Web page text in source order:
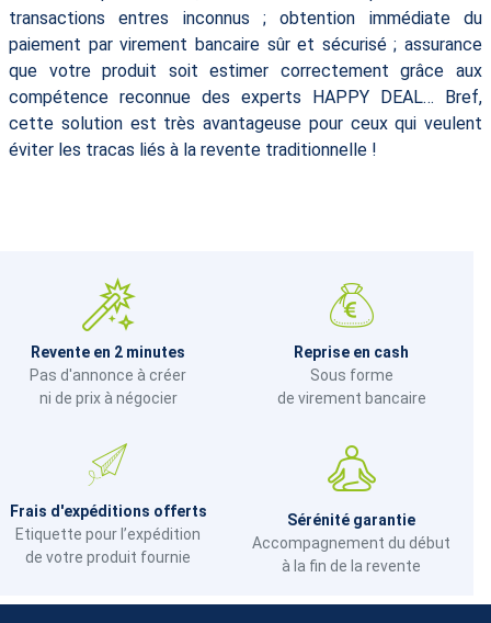
transactions entres inconnus ; obtention immédiate du
paiement par virement bancaire sûr et sécurisé ; assurance
que votre produit soit estimer correctement grâce aux
compétence reconnue des experts HAPPY DEAL… Bref,
cette solution est très avantageuse pour ceux qui veulent
éviter les tracas liés à la revente traditionnelle !
Revente en 2 minutes
Pas d'annonce à créer
ni de prix à négocier
Reprise en cash
Sous forme
de virement bancaire
Frais d'expéditions offerts
Etiquette pour l’expédition
de votre produit fournie
Sérénité garantie
Accompagnement du début
à la fin de la revente